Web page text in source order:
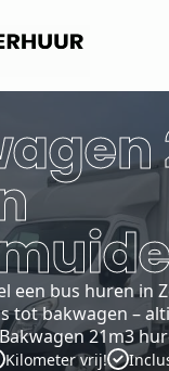
een bus huren in
tot bakwagen –
21m3
Kilometer vrij!